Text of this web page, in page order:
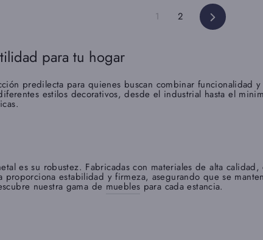
1 2 Siguiente
para tu hogar
predilecta para quienes buscan combinar
estilos decorativos, desde el industrial hasta el
es su robustez. Fabricadas con materiales de alta
estabilidad y firmeza, asegurando que se
nuestra gama de muebles para cada estancia.